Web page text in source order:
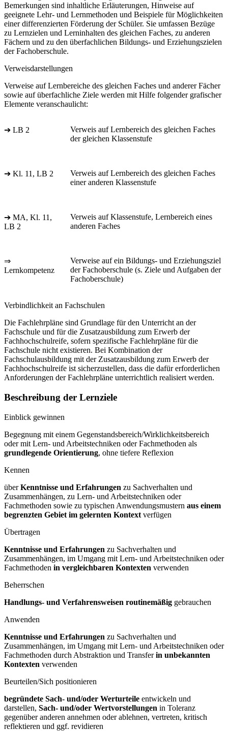
Bemerkungen sind inhaltliche Erläuterungen, Hinweise auf
geeignete Lehr- und Lernmethoden und Beispiele für Möglichkeiten
einer differenzierten Förderung der Schüler. Sie umfassen Bezüge
zu Lernzielen und Lerninhalten des gleichen Faches, zu anderen
Fächern und zu den überfachlichen Bildungs- und Erziehungszielen
der Fachoberschule.
Verweisdarstellungen
Verweise auf Lernbereiche des gleichen Faches und anderer Fächer
sowie auf überfachliche Ziele werden mit Hilfe folgender grafischer
Elemente veranschaulicht:
➔ LB 2
Verweis auf Lernbereich des gleichen Faches
der gleichen Klassenstufe
➔ Kl. 11, LB 2
Verweis auf Lernbereich des gleichen Faches
einer anderen Klassenstufe
➔ MA, Kl. 11,
LB 2
Verweis auf Klassenstufe, Lernbereich eines
anderen Faches
⇒
Lernkompetenz
Verweise auf ein Bildungs- und Erziehungsziel
der Fachoberschule (s. Ziele und Aufgaben der
Fachoberschule)
Verbindlichkeit an Fachschulen
Die Fachlehrpläne sind Grundlage für den Unterricht an der
Fachschule und für die Zusatzausbildung zum Erwerb der
Fachhochschulreife, sofern spezifische Fachlehrpläne für die
Fachschule nicht existieren. Bei Kombination der
Fachschulausbildung mit der Zusatzausbildung zum Erwerb der
Fachhochschulreife ist sicherzustellen, dass die dafür erforderlichen
Anforderungen der Fachlehrpläne unterrichtlich realisiert werden.
Beschreibung der Lernziele
Einblick gewinnen
Begegnung mit einem Gegenstandsbereich/Wirklichkeitsbereich
oder mit Lern- und Arbeitstechniken oder Fachmethoden als
grundlegende Orientierung, ohne tiefere Reflexion
Kennen
überKenntnisse und Erfahrungen zu Sachverhalten und
Zusammenhängen, zu Lern- und Arbeitstechniken oder
Fachmethoden sowie zu typischen Anwendungsmustern aus einem
begrenzten Gebiet im gelernten Kontext verfügen
Übertragen
Kenntnisse und Erfahrungen zu Sachverhalten und
Zusammenhängen, im Umgang mit Lern- und Arbeitstechniken oder
Fachmethoden in vergleichbaren Kontexten verwenden
Beherrschen
Handlungs- und Verfahrensweisen routinemäßig gebrauchen
Anwenden
Kenntnisse und Erfahrungen zu Sachverhalten und
Zusammenhängen, im Umgang mit Lern- und Arbeitstechniken oder
Fachmethoden durch Abstraktion und Transferin unbekannten
Kontexten verwenden
Beurteilen/Sich positionieren
begründete Sach- und/oder Werturteile entwickeln und
darstellen, Sach- und/oder Wertvorstellungen in Toleranz
gegenüber anderen annehmen oder ablehnen, vertreten, kritisch
reflektieren und ggf. revidieren